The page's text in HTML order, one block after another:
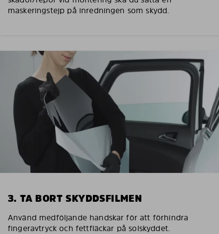
maskeringstejp på inredningen som skydd.
3. TA BORT SKYDDSFILMEN
Använd medföljande handskar för att förhindra
fingeravtryck och fettfläckar på solskyddet.